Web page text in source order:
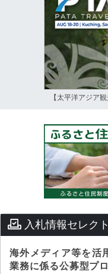
【太平洋アジア
入札情報セレクト
海外メディア等を活
業務に係る公募型プ